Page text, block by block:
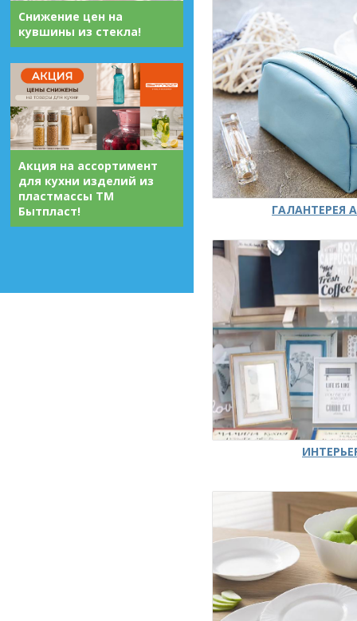
Снижение цен на
кувшины из стекла!
Акция на ассортимент
для кухни изделий из
пластмассы ТМ
Бытпласт!
ГАЛАНТЕРЕЯ